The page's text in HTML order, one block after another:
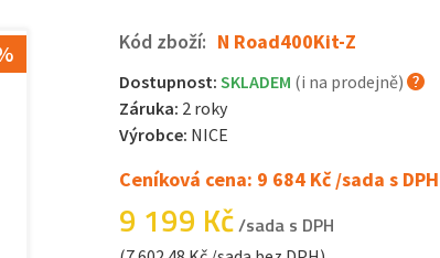
Kód zboží: N Road400Kit-Z
Dostupnost: SKLADEM (i na prodejně)
Záruka: 2 roky
Výrobce: NICE
Ceníková cena: 9 684 Kč /sada s DPH
9 199 Kč/sada s DPH